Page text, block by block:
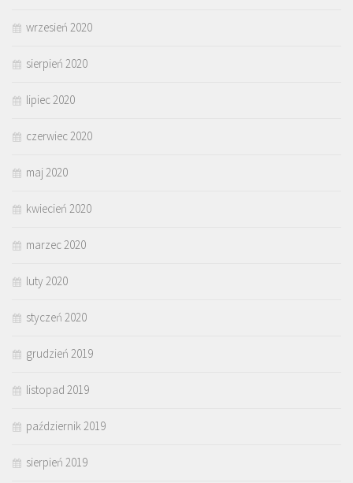
wrzesień 2020
sierpień 2020
lipiec 2020
czerwiec 2020
maj 2020
kwiecień 2020
marzec 2020
luty 2020
styczeń 2020
grudzień 2019
listopad 2019
październik 2019
sierpień 2019